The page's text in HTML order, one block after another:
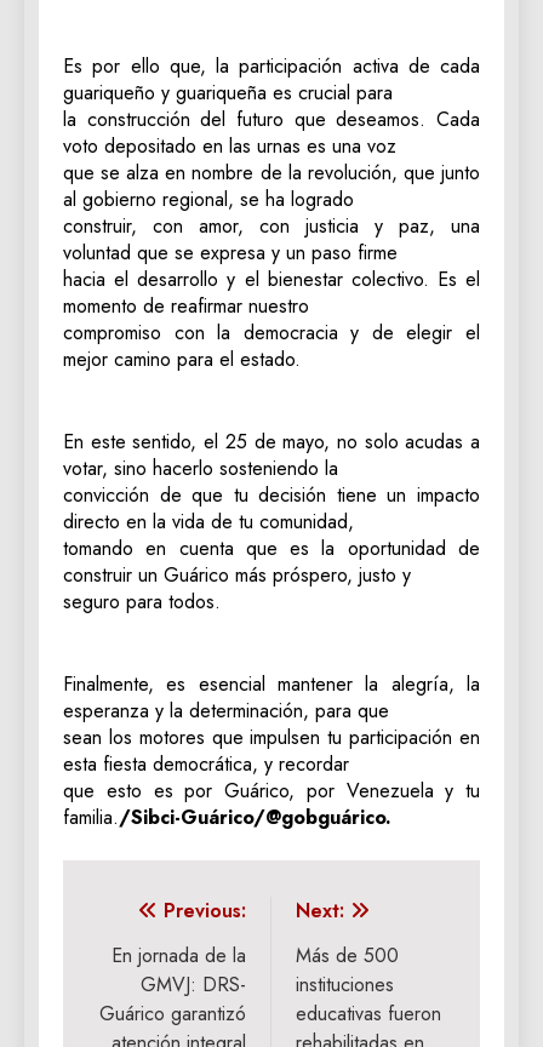
‎Es por ello que, la participación activa de cada
guariqueño y guariqueña es crucial para
la construcción del futuro que deseamos. Cada
voto depositado en las urnas es una voz
que se alza en nombre de la revolución, que junto
al gobierno regional, se ha logrado
construir, con amor, con justicia y paz, una
voluntad que se expresa y un paso firme
hacia el desarrollo y el bienestar colectivo. Es el
momento de reafirmar nuestro
compromiso con la democracia y de elegir el
mejor camino para el estado.
‎En este sentido, el 25 de mayo, no solo acudas a
votar, sino hacerlo sosteniendo la
convicción de que tu decisión tiene un impacto
directo en la vida de tu comunidad,
tomando en cuenta que es la oportunidad de
construir un Guárico más próspero, justo y
seguro para todos.
‎Finalmente, es esencial mantener la alegría, la
esperanza y la determinación, para que
sean los motores que impulsen tu participación en
esta fiesta democrática, y recordar
que esto es por Guárico, por Venezuela y tu
familia./Sibci-Guárico/@gobguárico.
Navegación
de
entradas
Previous:
En jornada de la
GMVJ: DRS-
Guárico garantizó
Next:
Más de 500
instituciones
educativas fueron